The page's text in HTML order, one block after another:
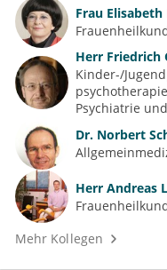
Frau
Herr Friedrich
Kinder-/
psychotherapie
Psychiatrie
Dr. Norbert
Herr Andreas
Mehr Kollegen